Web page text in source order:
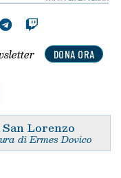
DONA ORA
San Lorenzo
di Ermes Dovico